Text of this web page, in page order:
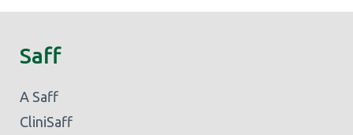
Saff
A Saff
CliniSaff